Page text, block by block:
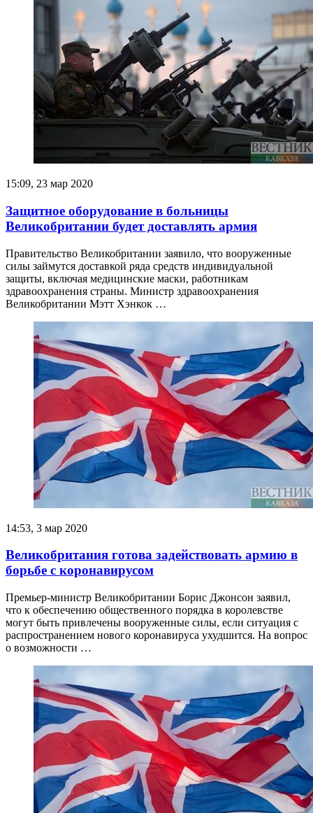
15:09, 23 мар 2020
Защитное оборудование в больницы
Великобритании будет доставлять армия
Правительство Великобритании заявило, что вооруженные
силы займутся доставкой ряда средств индивидуальной
защиты, включая медицинские маски, работникам
здравоохранения страны. Министр здравоохранения
Великобритании Мэтт Хэнкок …
14:53, 3 мар 2020
Великобритания готова задействовать армию в
борьбе с коронавирусом
Премьер-министр Великобритании Борис Джонсон заявил,
что к обеспечению общественного порядка в королевстве
могут быть привлечены вооруженные силы, если ситуация с
распространением нового коронавируса ухудшится. На вопрос
о возможности …